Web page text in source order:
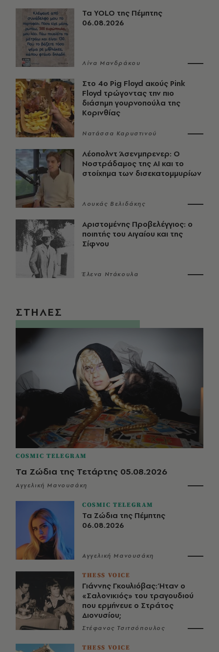
Τα YOLO της Πέμπτης
06.08.2026
Λίνα Μανδράκου
Στο 4ο Pig Floyd ακούς Pink
Floyd τρώγοντας την πιο
διάσημη γουρνοπούλα της
Κορινθίας
Νατάσσα Καρυστινού
Λέοπολντ Άσενμπρενερ: Ο
Νοστράδαμος της AI και το
στοίχημα των δισεκατομμυρίων
Λουκάς Βελιδάκης
Αριστομένης Προβελέγγιος: ο
ποιητής του Αιγαίου και της
Σίφνου
Έλενα Ντάκουλα
ΣΤΗΛΕΣ
COSMIC TELEGRAM
Τα Ζώδια της Τετάρτης 05.08.2026
Αγγελική Μανουσάκη
COSMIC TELEGRAM
Τα Ζώδια της Πέμπτης
06.08.2026
Αγγελική Μανουσάκη
THESS VOICE
Γιάννης Γκουλιόβας: Ήταν ο
«Σαλονικιός» του τραγουδιού
που ερμήνευε ο Στράτος
Διονυσίου;
Στέφανος Τσιτσόπουλος
THESS VOICE